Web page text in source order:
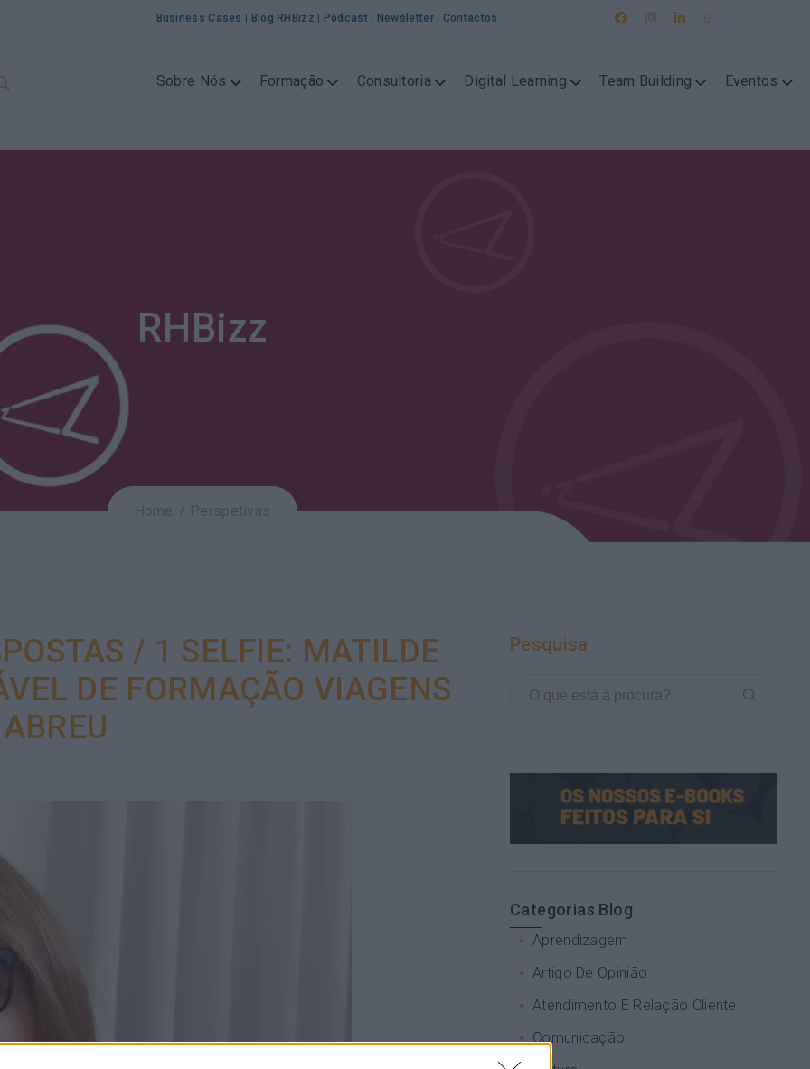
Business Cases Blog RHBizz Podcast Newsletter| Contactos
Sobre Nós Formação Consultoria Digital Learning Team Building Eventos
RHBizz
/ 1 SELFIE: MATILDE
DE FORMAÇÃO VIAGENS
ABREU
Pesquisa
Categorias Blog
Aprendizagem
Artigo De Opinião
Atendimento E Relação Cliente
Comunicação